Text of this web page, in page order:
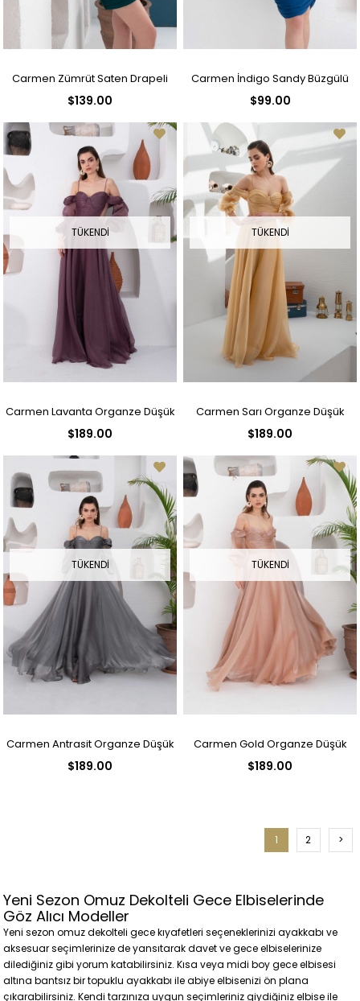
Carmen Zümrüt Saten Drapeli
$139.00
Carmen İndigo Sandy Büzgülü
$99.00
TÜKENDI
Carmen Lavanta Organze Düşük
$189.00
TÜKENDI
Carmen Sarı Organze Düşük
$189.00
TÜKENDI
Carmen Antrasit Organze Düşük
$189.00
TÜKENDI
Carmen Gold Organze Düşük
$189.00
1 2 >
Yeni Sezon Omuz Dekolteli Gece Elbiselerinde
Göz Alıcı Modeller
Yeni sezon omuz dekolteli gece kıyafetleri seçeneklerinizi ayakkabı ve
aksesuar seçimlerinize de yansıtarak davet ve gece elbiselerinize
dilediğiniz gibi yorum katabilirsiniz. Kısa veya midi boy gece elbisesi
altına bantsız bir topuklu ayakkabı ile abiye elbisenizi ön plana
çıkarabilirsiniz. Kendi tarzınıza uygun seçimleriniz giydiğiniz elbise ile